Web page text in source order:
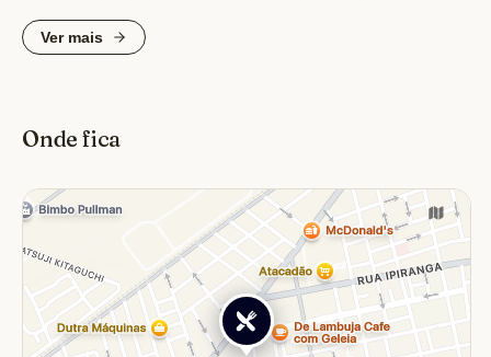
para descontrair no fim de semana. Entre os
destaques do cardápio, visitantes mencionam o bolovo
Ver mais
Onde fica